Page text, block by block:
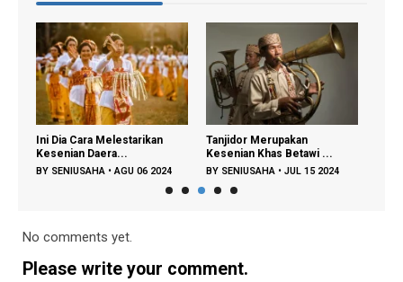
Ini Dia Cara Melestarikan
Kesenian Daera...
BY SENIUSAHA •AGU 06 2024
Tanjidor Merupakan
Kesenian Khas Betawi ...
BY SENIUSAHA • JUL 15 2024
No comments yet.
Please write your comment.